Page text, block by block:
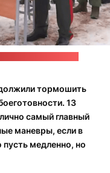
тормошить
13
самый главный
маневры, если в
медленно, но